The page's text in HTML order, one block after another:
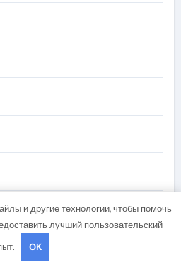
и другие технологии, чтобы помочь
лучший пользовательский
OK